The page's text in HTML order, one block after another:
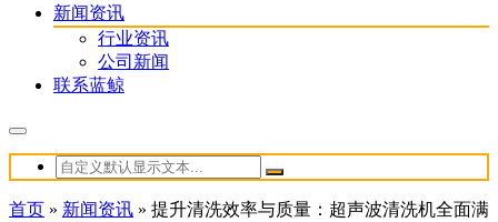
新闻资讯
行业资讯
公司新闻
联系蓝鲸
首页 » 新闻资讯 » 提升清洗效率与质量：超声波清洗机全面满